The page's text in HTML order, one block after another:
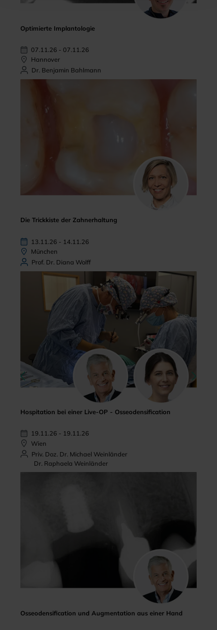
Optimierte Implantologie
07.11.26 - 07.11.26
Hannover
Dr. Benjamin Bahlmann
Die Trickkiste der Zahnerhaltung
13.11.26 - 14.11.26
München
Prof. Dr. Diana Wolff
Hospitation bei einer Live-OP - Osseodensification
19.11.26 - 19.11.26
Wien
Priv. Doz. Dr. Michael Weinländer
Dr. Raphaela Weinländer
Osseodensification und Augmentation aus einer Hand